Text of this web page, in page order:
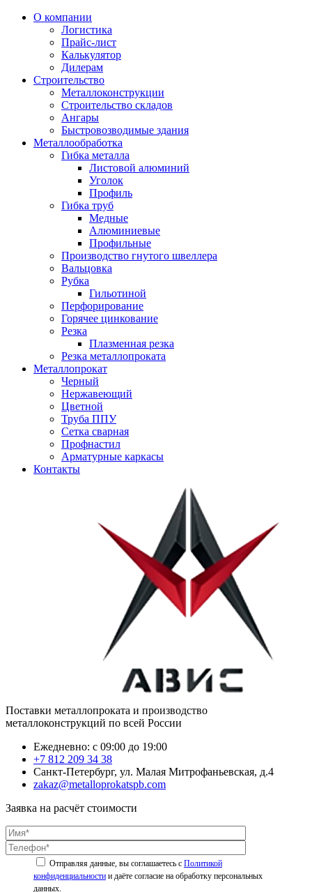
О компании
Логистика
Прайс-лист
Калькулятор
Дилерам
Строительство
Металлоконструкции
Строительство складов
Ангары
Быстровозводимые здания
Металлообработка
Гибка металла
Листовой алюминий
Уголок
Профиль
Гибка труб
Медные
Алюминиевые
Профильные
Производство гнутого швеллера
Вальцовка
Рубка
Гильотиной
Перфорирование
Горячее цинкование
Резка
Плазменная резка
Резка металлопроката
Металлопрокат
Черный
Нержавеющий
Цветной
Труба ППУ
Сетка сварная
Профнастил
Арматурные каркасы
Контакты
Поставки металлопроката и производство
металлоконструкций по всей России
Ежедневно: с 09:00 до 19:00
+7 812 209 34 38
Санкт-Петербург, ул. Малая Митрофаньевская, д.4
zakaz@metalloprokatspb.com
Заявка на расчёт стоимости
Политикой
конфиденциальности